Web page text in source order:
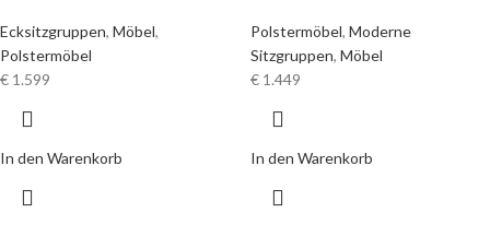
Ecksitzgruppen, Möbel,
Polstermöbel
€ 1.599
In den Warenkorb
Polstermöbel, Moderne
Sitzgruppen, Möbel
€ 1.449
In den Warenkorb